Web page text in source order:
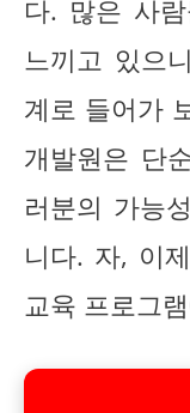
다. 많은 사
느끼고 있으
계로 들어가
개발원은 단
러분의 가능
니다. 자, 이
교육 프로그